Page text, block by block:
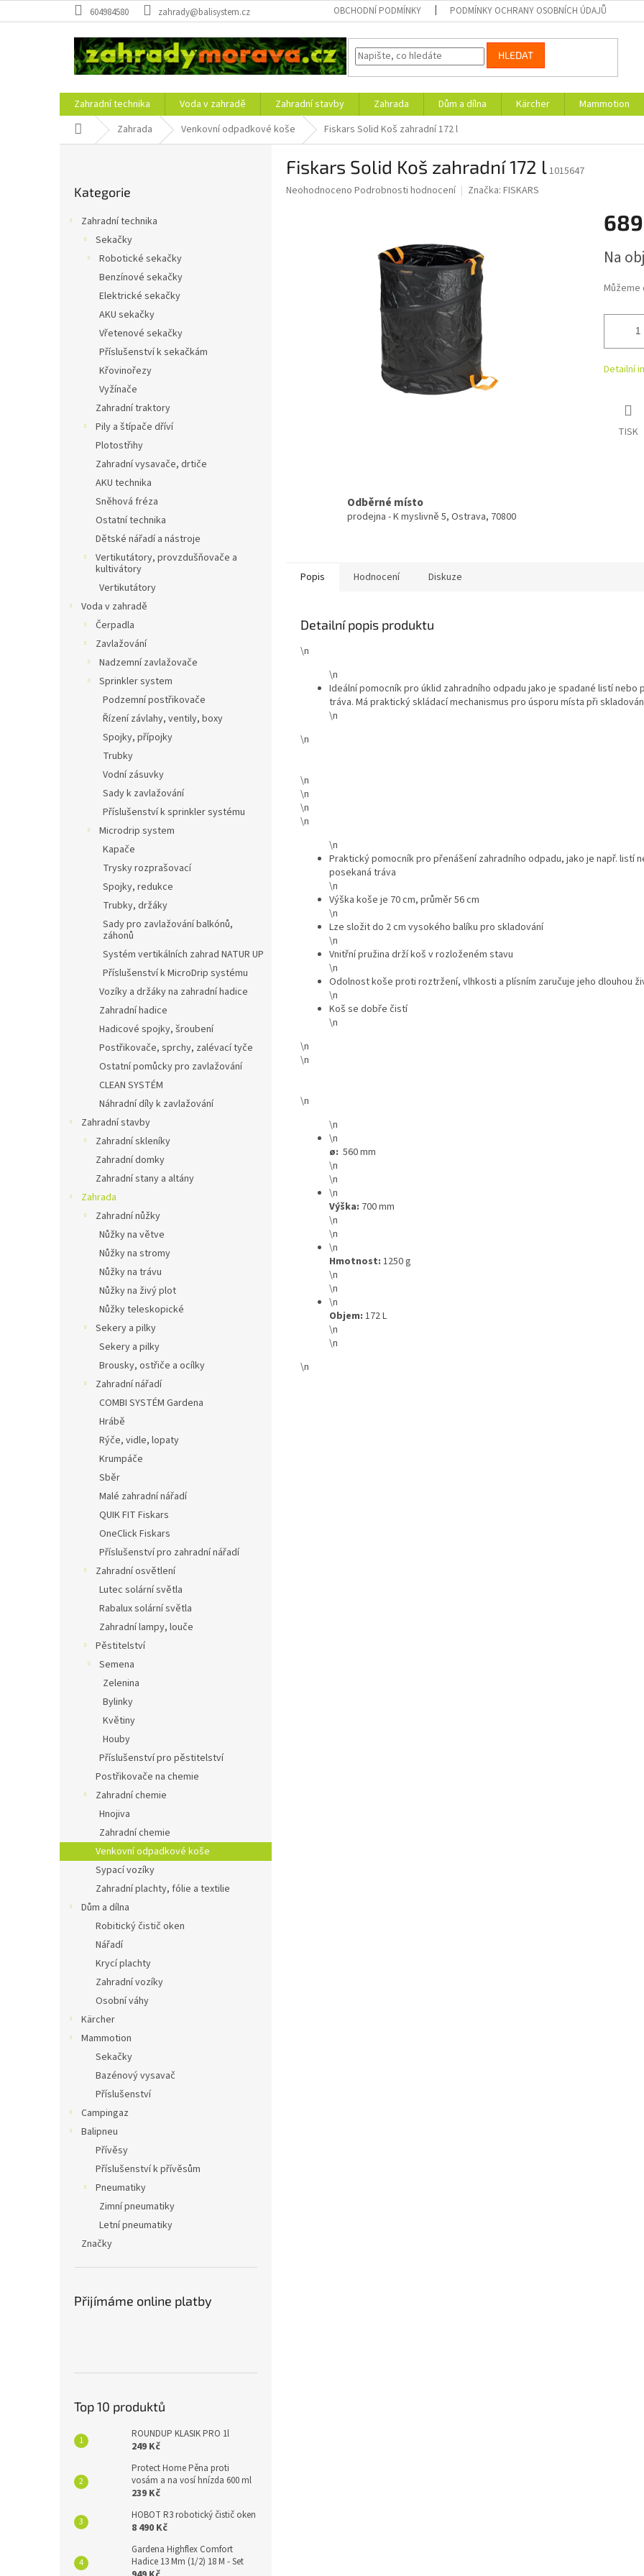
na
604984580 zahrady@balisystem.cz OBCHODNÍ PODMÍNKY PODMÍNKY OCHRANY OSOBNÍCH ÚDAJŮ
HLEDAT
Zahradní technika Voda v zahradě Zahradní stavby Zahrada Dům a dílna Kärcher Mammotion
Domů Zahrada Venkovní odpadkové koše Fiskars Solid Koš zahradní 172 l
kategorie
Kategorie
Zahradní technika
Sekačky
Robotické sekačky
Benzínové sekačky
Elektrické sekačky
AKU sekačky
Vřetenové sekačky
Příslušenství k sekačkám
Křovinořezy
Vyžínače
Zahradní traktory
Pily a štípače dříví
Plotostřihy
Zahradní vysavače, drtiče
AKU technika
Sněhová fréza
Ostatní technika
Dětské nářadí a nástroje
Vertikutátory, provzdušňovače a
kultivátory
Vertikutátory
Voda v zahradě
Čerpadla
Zavlažování
Nadzemní zavlažovače
Sprinkler system
Podzemní postřikovače
Řízení závlahy, ventily, boxy
Spojky, přípojky
Trubky
Vodní zásuvky
Sady k zavlažování
Příslušenství k sprinkler systému
Microdrip system
Kapače
Trysky rozprašovací
Spojky, redukce
Trubky, držáky
Sady pro zavlažování balkónů,
záhonů
Systém vertikálních zahrad NATUR UP
Příslušenství k MicroDrip systému
Vozíky a držáky na zahradní hadice
Zahradní hadice
Hadicové spojky, šroubení
Postřikovače, sprchy, zalévací tyče
Ostatní pomůcky pro zavlažování
CLEAN SYSTÉM
Náhradní díly k zavlažování
Zahradní stavby
Zahradní skleníky
Zahradní domky
Zahradní stany a altány
Zahrada
Zahradní nůžky
Nůžky na větve
Nůžky na stromy
Nůžky na trávu
Nůžky na živý plot
Nůžky teleskopické
Sekery a pilky
Sekery a pilky
Brousky, ostřiče a ocílky
Zahradní nářadí
COMBI SYSTÉM Gardena
Hrábě
Rýče, vidle, lopaty
Krumpáče
Sběr
Malé zahradní nářadí
QUIK FIT Fiskars
OneClick Fiskars
Příslušenství pro zahradní nářadí
Zahradní osvětlení
Lutec solární světla
Rabalux solární světla
Zahradní lampy, louče
Pěstitelství
Semena
Zelenina
Bylinky
Květiny
Houby
Příslušenství pro pěstitelství
Postřikovače na chemie
Zahradní chemie
Hnojiva
Zahradní chemie
Venkovní odpadkové koše
Sypací vozíky
Zahradní plachty, fólie a textilie
Dům a dílna
Robitický čistič oken
Nářadí
Krycí plachty
Zahradní vozíky
Osobní váhy
Kärcher
Mammotion
Sekačky
Bazénový vysavač
Příslušenství
Campingaz
Balipneu
Přívěsy
Příslušenství k přívěsům
Pneumatiky
Zimní pneumatiky
Letní pneumatiky
Značky
Přijímáme online platby
Top 10 produktů
ROUNDUP KLASIK PRO 1l
249 Kč
Protect Home Pěna proti
vosám a na vosí hnízda 600 ml
239 Kč
HOBOT R3 robotický čistič oken
8 490 Kč
Gardena Highflex Comfort
Hadice 13 Mm (1/2) 18 M - Set
Fiskars Solid Koš zahradní 172 l1015647
Průměrné
Neohodnoceno Podrobnosti hodnocení Značka: FISKARS
cena:
Na
Můžeme
Detailní
TISK
Odběrné místo
prodejna - K myslivně 5, Ostrava, 70800
Popis Hodnocení Diskuze
Detailní popis produktu
\n
\n
Ideální pomocník pro úklid zahradního odpadu jako je spadané listí nebo
tráva. Má praktický skládací mechanismus pro úsporu místa při
\n
\n
\n
\n
\n
\n
\n
Praktický pomocník pro přenášení zahradního odpadu, jako je např. listí
posekaná tráva
\n
Výška koše je 70 cm, průměr 56 cm
\n
Lze složit do 2 cm vysokého balíku pro skladování
\n
Vnitřní pružina drží koš v rozloženém stavu
\n
Odolnost koše proti roztržení, vlhkosti a plísním zaručuje jeho dlouhou
\n
Koš se dobře čistí
\n
\n
\n
\n
\n
\n
ø: 560 mm
\n
\n
\n
Výška: 700 mm
\n
\n
\n
Hmotnost: 1250 g
\n
\n
\n
Objem: 172 L
\n
\n
\n